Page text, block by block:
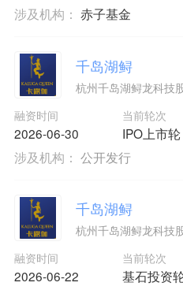
涉及机构： 赤子基金
千岛湖鲟
杭州千岛湖鲟龙科技
融资时间
2026-06-30
当前轮次
IPO上市轮
涉及机构： 公开发行
千岛湖鲟
杭州千岛湖鲟龙科技
融资时间
2026-06-22
当前轮次
基石投资